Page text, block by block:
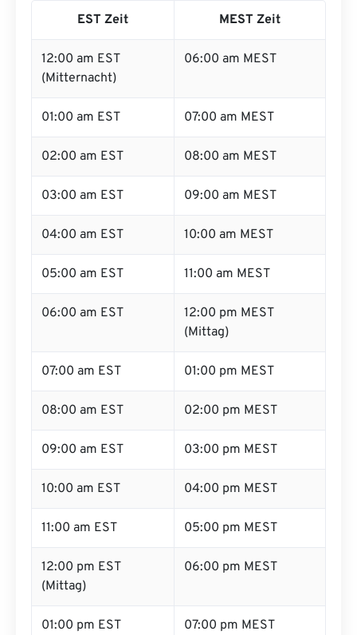
EST Zeit MEST Zeit
12:00 am EST
(Mitternacht)
06:00 am MEST
01:00 am EST 07:00 am MEST
02:00 am EST 08:00 am MEST
03:00 am EST 09:00 am MEST
04:00 am EST 10:00 am MEST
05:00 am EST 11:00 am MEST
06:00 am EST
12:00 pm MEST
(Mittag)
07:00 am EST 01:00 pm MEST
08:00 am EST 02:00 pm MEST
09:00 am EST 03:00 pm MEST
10:00 am EST 04:00 pm MEST
11:00 am EST 05:00 pm MEST
12:00 pm EST
(Mittag)
06:00 pm MEST
01:00 pm EST 07:00 pm MEST